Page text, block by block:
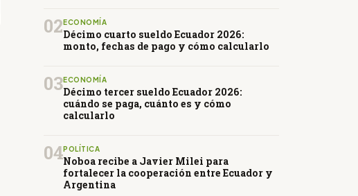
02 ECONOMÍA
Décimo cuarto sueldo Ecuador 2026:
monto, fechas de pago y cómo calcularlo
03ECONOMÍA
Décimo tercer sueldo Ecuador 2026:
cuándo se paga, cuánto es y cómo
calcularlo
04POLÍTICA
Noboa recibe a Javier Milei para
fortalecer la cooperación entre Ecuador y
Argentina